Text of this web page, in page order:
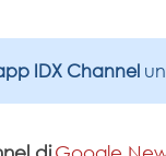
IDX Channel